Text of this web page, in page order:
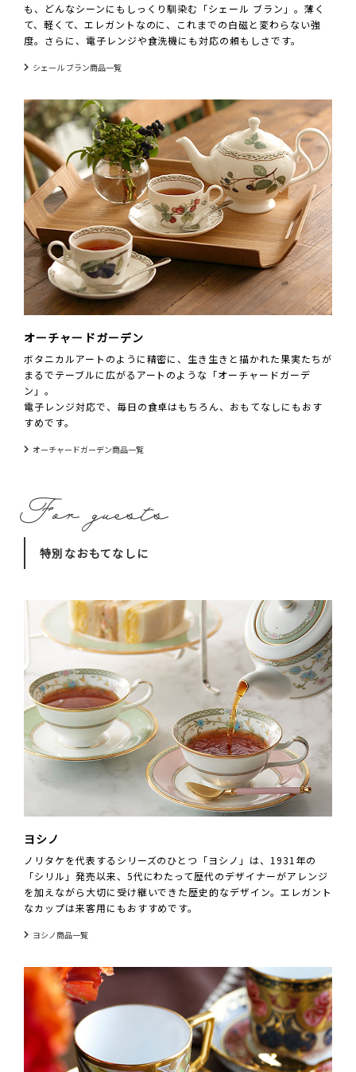
も、どんなシーンにもしっくり馴染む「シェール ブラン」。薄く
て、軽くて、エレガントなのに、これまでの白磁と変わらない強
度。さらに、電子レンジや食洗機にも対応の頼もしさです。
シェール ブラン商品一覧
オーチャードガーデン
ボタニカルアートのように精密に、生き生きと描かれた果実たちが
まるでテーブルに広がるアートのような「オーチャードガーデ
ン」。
電子レンジ対応で、毎日の食卓はもちろん、おもてなしにもおす
すめです。
オーチャードガーデン商品一覧
特別なおもてなしに
ヨシノ
ノリタケを代表するシリーズのひとつ「ヨシノ」は、1931年の
「シリル」発売以来、5代にわたって歴代のデザイナーがアレンジ
を加えながら大切に受け継いできた歴史的なデザイン。エレガント
なカップは来客用にもおすすめです。
ヨシノ商品一覧